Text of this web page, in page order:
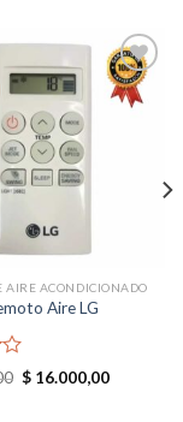
AIRE ACONDICIONADO
Aire LG
Original
$16.000,00Current